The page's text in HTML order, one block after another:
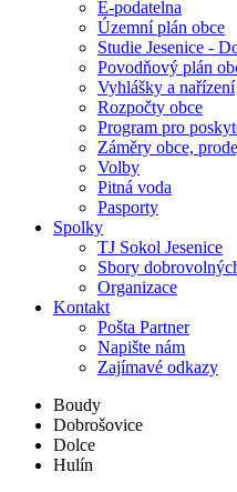
E-podatelna
Územní plán obce
Studie Jesenice -
Povodňový plán
Vyhlášky a nařízení
Rozpočty obce
Program pro
Záměry obce,
Volby
Pitná voda
Pasporty
Spolky
TJ Sokol Jesenice
Sbory
Organizace
Kontakt
Pošta Partner
Napište nám
Zajímavé odkazy
Boudy
Dobrošovice
Dolce
Hulín